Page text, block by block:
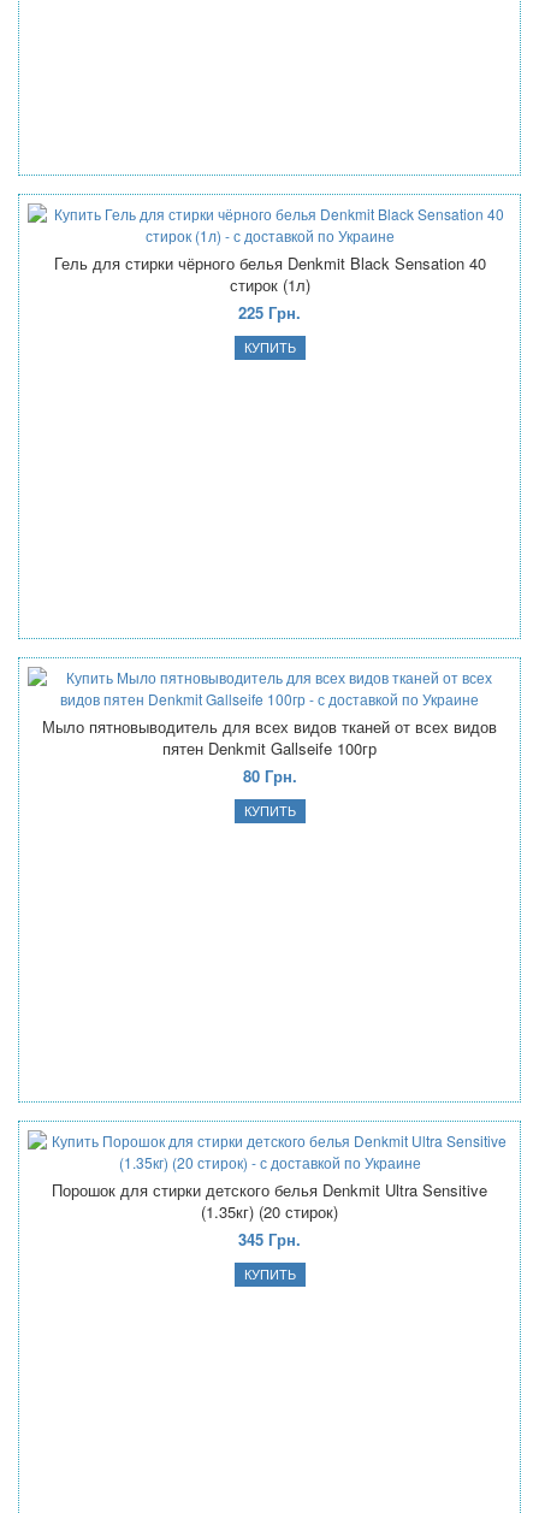
Гель для стирки чёрного белья Denkmit Black Sensation 40
стирок (1л)
225 Грн.
Мыло пятновыводитель для всех видов тканей от всех видов
пятен Denkmit Gallseife 100гр
80 Грн.
Порошок для стирки детского белья Denkmit Ultra Sensitive
(1.35кг) (20 стирок)
345 Грн.